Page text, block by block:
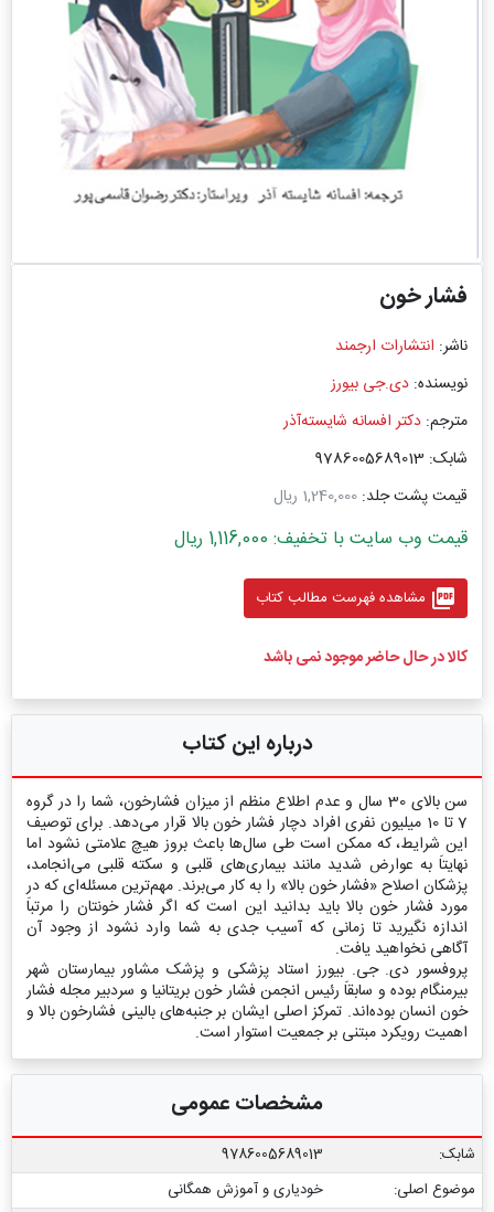
فشار خون
ناشر: انتشارات ارجمند
نویسنده: دی.جی بیورز
مترجم: دکتر افسانه شایسته‌آذر
شابک: 9786005689013
قیمت پشت جلد: 1,240,000 ریال
قیمت وب سایت با تخفیف: 1,116,000 ریال
picture_as_pdf مشاهده فهرست مطالب کتاب
کالا در حال حاضر موجود نمی باشد
درباره این کتاب
سن بالای 30 سال و عدم اطلاع منظم از میزان فشارخون، شما را در گروه
7 تا 10 میلیون نفری افراد دچار فشار خون بالا قرار می‌دهد. برای توصیف
این شرایط، که ممکن است طی سال‌ها باعث بروز هیچ علامتی نشود اما
نهایتاَ به عوارض شدید مانند بیماری‌های قلبی و سکته قلبی می‌انجامد،
پزشکان اصلاح «فشار خون بالا» را به کار می‌برند. مهم‌ترین مسئله‌ای که در
مورد فشار خون بالا باید بدانید این است که اگر فشار خونتان را مرتباَ
اندازه نگیرید تا زمانی که آسیب جدی به شما وارد نشود از وجود آن
آگاهی نخواهید یافت.
پروفسور دی. جی. بیورز استاد پزشکی و پزشک مشاور بیمارستان شهر
بیرمنگام بوده و سابقاَ رئیس انجمن فشار خون بریتانیا و سردبیر مجله فشار
خون انسان بوده‌اند. تمرکز اصلی ایشان بر جنبه‌های بالینی فشارخون بالا و
اهمیت رویکرد مبتنی بر جمعیت استوار است.
مشخصات عمومی
شابک:
9786005689013
موضوع اصلی:
خودیاری و آموزش همگانی